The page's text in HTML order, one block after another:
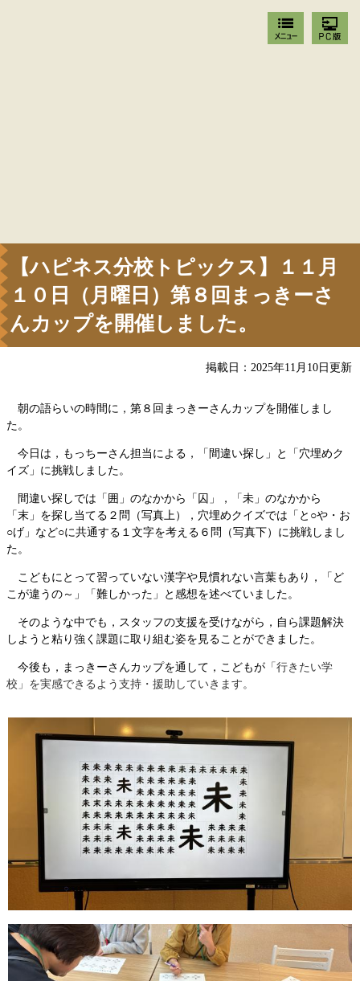
【ハピネス分校トピックス】１１月
１０日（月曜日）第８回まっきーさ
んカップを開催しました。
掲載日：2025年11月10日更新
朝の語らいの時間に，第８回まっきーさんカップを開催しまし
た。
今日は，もっちーさん担当による，「間違い探し」と「穴埋めク
イズ」に挑戦しました。
間違い探しでは「囲」のなかから「囚」，「未」のなかから
「末」を探し当てる２問（写真上），穴埋めクイズでは「と○や・お
○げ」など○に共通する１文字を考える６問（写真下）に挑戦しまし
た。
こどもにとって習っていない漢字や見慣れない言葉もあり，「ど
こが違うの～」「難しかった」と感想を述べていました。
そのような中でも，スタッフの支援を受けながら，自ら課題解決
しようと粘り強く課題に取り組む姿を見ることができました。
今後も，まっきーさんカップを通して，こどもが 「行きたい学
校」を実感できるよう支持・援助していきます。